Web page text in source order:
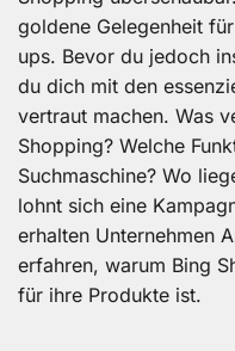
goldene Gelegenheit
ups. Bevor du jedoch
du dich mit den
vertraut machen. Was
Shopping? Welche
Suchmaschine? Wo
lohnt sich eine
erhalten Unternehmen
erfahren, warum Bing
für ihre Produkte ist.